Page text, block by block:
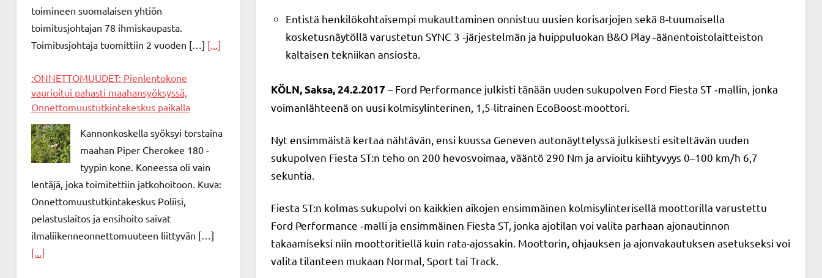
Entistä henkilökohtaisempi mukauttaminen onnistuu uusien korisarjojen sekä 8-tuumaisella
kosketusnäytöllä varustetun SYNC 3 ‑järjestelmän ja huippuluokan B&O Play ‑äänentoistolaitteiston
kaltaisen tekniikan ansiosta.
KÖLN, Saksa, 24.2.2017 – Ford Performance julkisti tänään uuden sukupolven Ford Fiesta ST ‑mallin, jonka
voimanlähteenä on uusi kolmisylinterinen, 1,5-litrainen EcoBoost-moottori.
Nyt ensimmäistä kertaa nähtävän, ensi kuussa Geneven autonäyttelyssä julkisesti esiteltävän uuden
sukupolven Fiesta ST:n teho on 200 hevosvoimaa, vääntö 290 Nm ja arvioitu kiihtyvyys 0–100 km/h 6,7
sekuntia.
Fiesta ST:n kolmas sukupolvi on kaikkien aikojen ensimmäinen kolmisylinterisellä moottorilla varustettu
Ford Performance ‑malli ja ensimmäinen Fiesta ST, jonka ajotilan voi valita parhaan ajonautinnon
takaamiseksi niin moottoritiellä kuin rata-ajossakin. Moottorin, ohjauksen ja ajonvakautuksen asetukseksi voi
valita tilanteen mukaan Normal, Sport tai Track.
toimineen suomalaisen yhtiön
toimitusjohtajan 78 ihmiskaupasta.
Toimitusjohtaja tuomittiin 2 vuoden […] [...]
:ONNETTOMUUDET: Pienlentokone
vaurioitui pahasti maahansyöksyssä,
Onnettomuustutkintakeskus paikalla
Kannonkoskella syöksyi torstaina
maahan Piper Cherokee 180 -
tyypin kone. Koneessa oli vain
lentäjä, joka toimitettiin jatkohoitoon. Kuva:
Onnettomuustutkintakeskus Poliisi,
pelastuslaitos ja ensihoito saivat
ilmaliikenneonnettomuuteen liittyvän […]
[...]